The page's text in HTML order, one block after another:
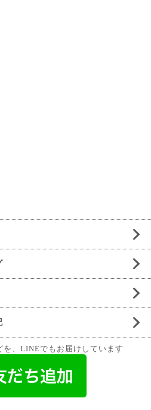
を、LINEでもお届けしています